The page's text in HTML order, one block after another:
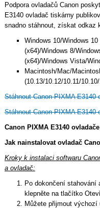
Podpora ovladačů Canon
E3140 ovladač tiskárny
snadno stáhnout, získat odkaz
Windows 10/Windows
(x64)/Windows 8/
(x64)/Windows Vista/
Macintosh/Mac/
(10.13/10.12/10.11/
Stáhnout Canon PIXMA E3140
Stáhnout Canon PIXMA E3140
Canon PIXMA E3140
Jak nainstalovat ovladač
Kroky k instalaci softwaru
a ovladač:
Po dokončení stahování
klepněte na tlačítko
Můžete přijmout